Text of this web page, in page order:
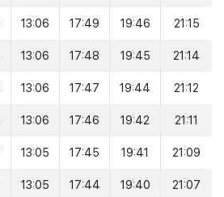
13:06 17:49 19:46 21:15
13:06 17:48 19:45 21:14
13:06 17:47 19:44 21:12
13:06 17:46 19:42 21:11
13:05 17:45 19:41 21:09
13:05 17:44 19:40 21:07